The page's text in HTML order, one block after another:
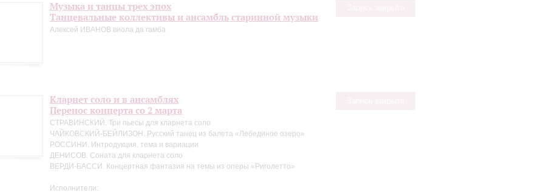
Музыка и танцы трех эпох
Танцевальные коллективы и ансамбль старинной музыки
Алексей ИВАНОВ виола да гамба
Кларнет соло и в ансамблях
Перенос концерта со 2 марта
СТРАВИНСКИЙ. Три пьесы для кларнета соло
ЧАЙКОВСКИЙ-БЕЙЛИЗОН. Русский танец из балета «Лебединое озеро»
РОССИНИ. Интродукция, тема и вариации
ДЕНИСОВ. Соната для кларнета соло
ВЕРДИ-БАССИ. Концертная фантазия на темы из оперы «Риголетто»
Исполнители: